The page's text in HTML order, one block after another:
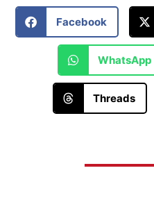
Facebook
WhatsApp
Threads